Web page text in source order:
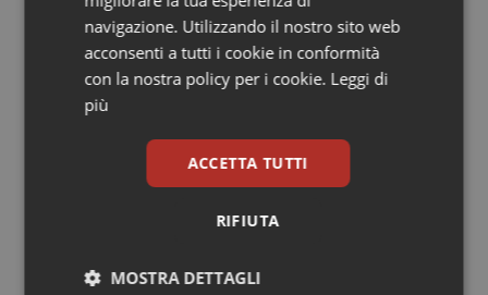
Salute orale & impianti
Sangue & coagulazione
Tumore al seno
Settimana della Scienza dello
Spallanzani: capire la ricerca per
comprendere il presente
Regione Lombardia scrive al ministro
Schillaci: “Gli attuali indicatori non
fotografano la qualità reale del Ssn”
punto della Conferenza delle Regioni
navigazione. Utilizzando il nostro sito web
acconsenti a tutti i cookie in conformità
con la nostra policy per i cookie. Leggi di
più
ACCETTA TUTTI
RIFIUTA
MOSTRA DETTAGLI